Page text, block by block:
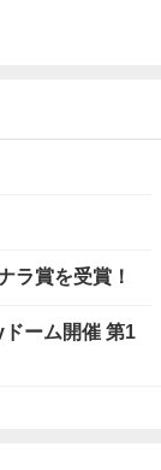
ラ賞を受賞！
ーム開催 第1